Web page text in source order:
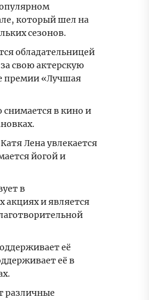
который шел на
сезонов.
обладательницей
свою актерскую
премии «Лучшая
в кино и
Лена увлекается
йогой и
в
акциях и является
её
её в
различные